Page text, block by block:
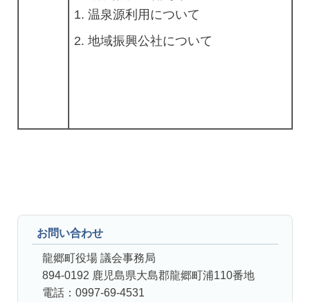
温泉源利用について
地域振興公社について
お問い合わせ
龍郷町役場 議会事務局
894-0192 鹿児島県大島郡龍郷町浦110番地
電話：0997-69-4531